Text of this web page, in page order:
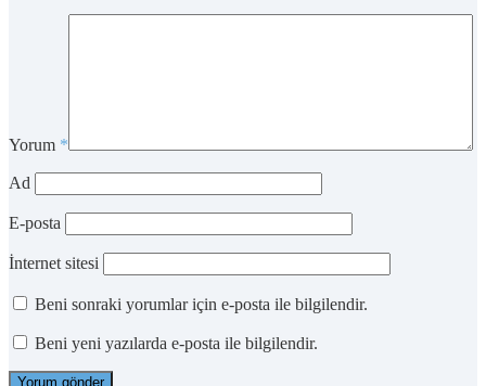
Yorum *
Ad
E-posta
İnternet sitesi
Beni sonraki yorumlar için e-posta ile bilgilendir.
Beni yeni yazılarda e-posta ile bilgilendir.